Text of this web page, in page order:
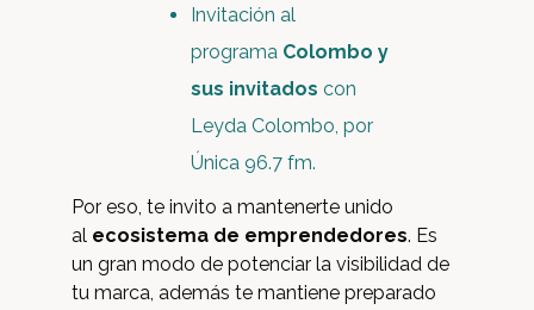
Invitación al
programa Colombo y
sus invitados con
Leyda Colombo, por
Única 96.7 fm.
Por eso, te invito a mantenerte unido
al ecosistema de emprendedores. Es
un gran modo de potenciar la visibilidad de
tu marca, además te mantiene preparado